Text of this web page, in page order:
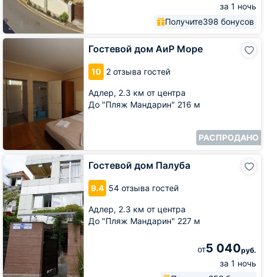
за 1 ночь
Получите398 бонусов
Гостевой дом АиР Море
10 2 отзыва гостей
Адлер, 2.3 км от центра
До "Пляж Мандарин" 216 м
РАСПРОДАНО
Гостевой
АиР
Гостевой дом Палуба
9.4 54 отзыва гостей
Адлер, 2.3 км от центра
До "Пляж Мандарин" 227 м
от5 040руб.
за 1 ночь
Гостевой
дом
Палуба